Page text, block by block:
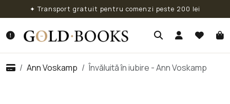
✦ Transport gratuit pentru comenzi peste 200 lei
Ann Voskamp Învăluită în iubire - Ann Voskamp